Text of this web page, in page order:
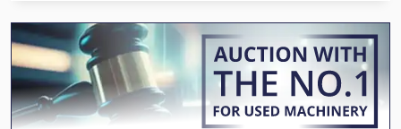
Пумпа 22 Kw 30 Cbm Ч
Пумпа За Вода
Пумпа За Завртки